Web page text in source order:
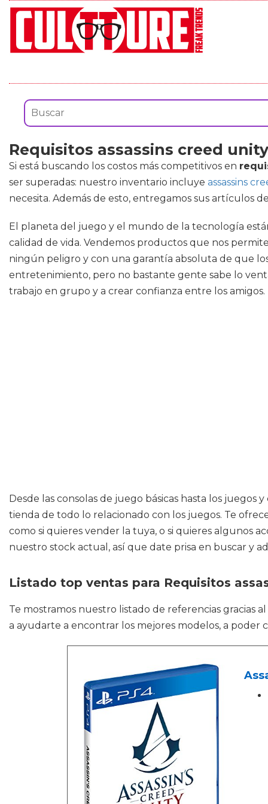
Requisitos assassins creed
Si está buscando los costos más competitivos en
ser superadas: nuestro inventario incluye assassins
necesita. Además de esto, entregamos sus artículos
El planeta del juego y el mundo de la tecnología
calidad de vida. Vendemos productos que nos
ningún peligro y con una garantía absoluta de que
entretenimiento, pero no bastante gente sabe lo
trabajo en grupo y a crear confianza entre los amigos.
Desde las consolas de juego básicas hasta los
tienda de todo lo relacionado con los juegos. Te
como si quieres vender la tuya, o si quieres algunos
nuestro stock actual, así que date prisa en buscar y
Listado top ventas para Requisitos
Te mostramos nuestro listado de referencias gracias
a ayudarte a encontrar los mejores modelos, a poder